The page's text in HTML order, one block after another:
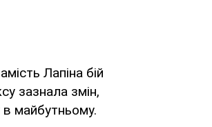
Лапіна бій
зазнала змін,
в майбутньому.